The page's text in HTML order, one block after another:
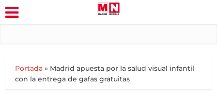
Portada » Madrid apuesta por la salud visual infantil
con la entrega de gafas gratuitas